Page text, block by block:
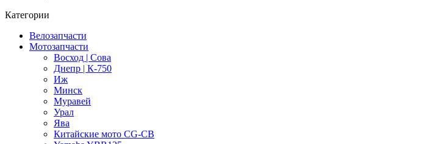
Категории
Велозапчасти
Мотозапчасти
Восход | Сова
Днепр | К-750
Иж
Минск
Муравей
Урал
Ява
Китайские мото CG-CB